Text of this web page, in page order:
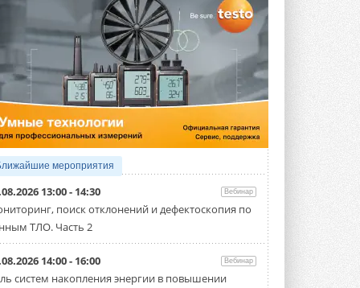
Китайская Shenling представила
линейку тепловых насосов
«воздух-вода» на R290
Серия ThermaX R290 All-In-One
включает три модели ...
4 АВГУСТА 2026
Тепловые насосы в связке с
солнечной генерацией и
накопителем снижают
потребление на 60%
Исследователи из Италии установили ...
4 АВГУСТА 2026
«РУСКЛИМАТ Fest 2026» в Уфе
собрал свыше 700 профи
климатической отрасли
Организатором выступил торгово-
производственный холдинг ...
мероприятия
13:00 - 14:30 Вебинар
поиск отклонений и дефектоскопия по
ТЛО. Часть 2
14:00 - 16:00 Вебинар
систем накопления энергии в повышении